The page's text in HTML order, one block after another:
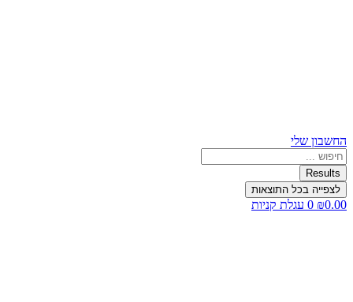
החשבון שלי
Search
...
Results
לצפייה בכל התוצאות
₪0.00
0 עגלת קניות